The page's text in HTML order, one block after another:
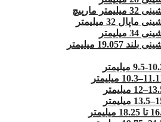
مارپیچ
32 میلیمتر
میلیمتر
19.057 میلیمتر